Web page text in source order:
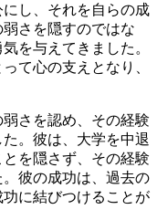
し、それを自らの成
さを隠すのではな
を与えてきました。
て心の支えとなり、
さを認め、その経験
。彼は、大学を中退
を隠さず、その経験
彼の成功は、過去の
に結びつけることが